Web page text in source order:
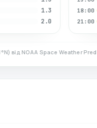
1.3
2.0
18:00
21:00
°N) від NOAA Space Weather